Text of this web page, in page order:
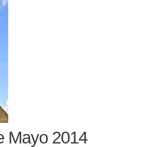
Mayo 2014